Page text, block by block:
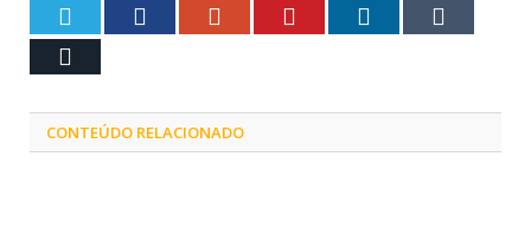
Twitter Facebook Google+ Pinterest LinkedIn
CONTEÚDO RELACIONADO